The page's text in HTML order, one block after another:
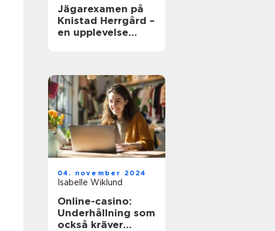
Jägarexamen på
Knistad Herrgård –
en upplevelse
04. november 2024
Isabelle Wiklund
Online-casino:
Underhållning som
också kräver